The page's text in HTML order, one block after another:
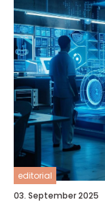
editorial
03. September 2025